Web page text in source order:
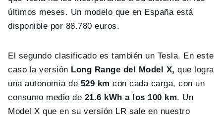
últimos meses. Un modelo que en España está
disponible por 88.780 euros.
El segundo clasificado es también un Tesla. En este
caso la versión Long Range del Model X, que logra
una autonomía de 529 km con cada carga, con un
consumo medio de 21.6 kWh a los 100 km. Un
Model X que en su versión LR sale en nuestro